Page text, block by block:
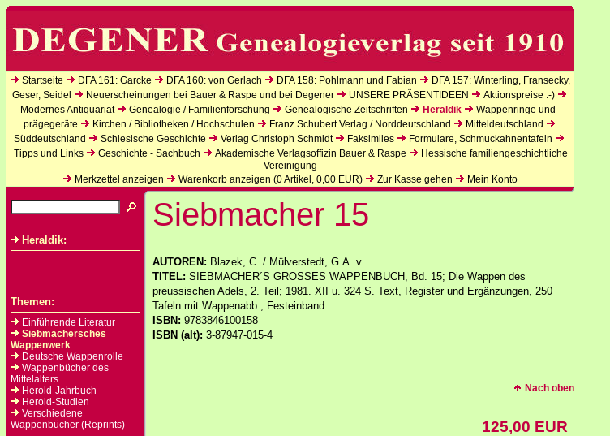
Startseite DFA 161: Garcke DFA 160: von Gerlach DFA 158: Pohlmann und Fabian
DFA 157: Winterling, Fransecky,
Geser, Seidel
Neuerscheinungen bei Bauer & Raspe und bei Degener UNSERE PRÄSENTIDEEN
Aktionspreise :-)
Modernes Antiquariat
Genealogie / Familienforschung Genealogische Zeitschriften Heraldik
Wappenringe und -
prägegeräte
Kirchen / Bibliotheken / Hochschulen Franz Schubert Verlag / Norddeutschland
Mitteldeutschland
Süddeutschland
Schlesische Geschichte Verlag Christoph Schmidt Faksimiles
Formulare, Schmuckahnentafeln
Tipps und Links
Geschichte - Sachbuch Akademische Verlagsoffizin Bauer & Raspe
Hessische familiengeschichtliche
Vereinigung
Merkzettel anzeigen
Warenkorb anzeigen (0Artikel, 0,00 EUR) Zur Kasse gehen Mein Konto
Heraldik:
Themen:
Einführende Literatur
Siebmachersches
Wappenwerk
Deutsche Wappenrolle
Wappenbücher des
Mittelalters
Herold-Jahrbuch
Herold-Studien
Verschiedene
Wappenbücher (Reprints)
Siebmacher 15
AUTOREN: Blazek, C. / Mülverstedt, G.A. v.
TITEL: SIEBMACHER´S GROSSES WAPPENBUCH, Bd. 15; Die Wappen des
preussischen Adels, 2. Teil; 1981. XII u. 324 S. Text, Register und Ergänzungen, 250
Tafeln mit Wappenabb., Festeinband
ISBN: 9783846100158
ISBN (alt): 3-87947-015-4
Nach oben
125,00 EUR